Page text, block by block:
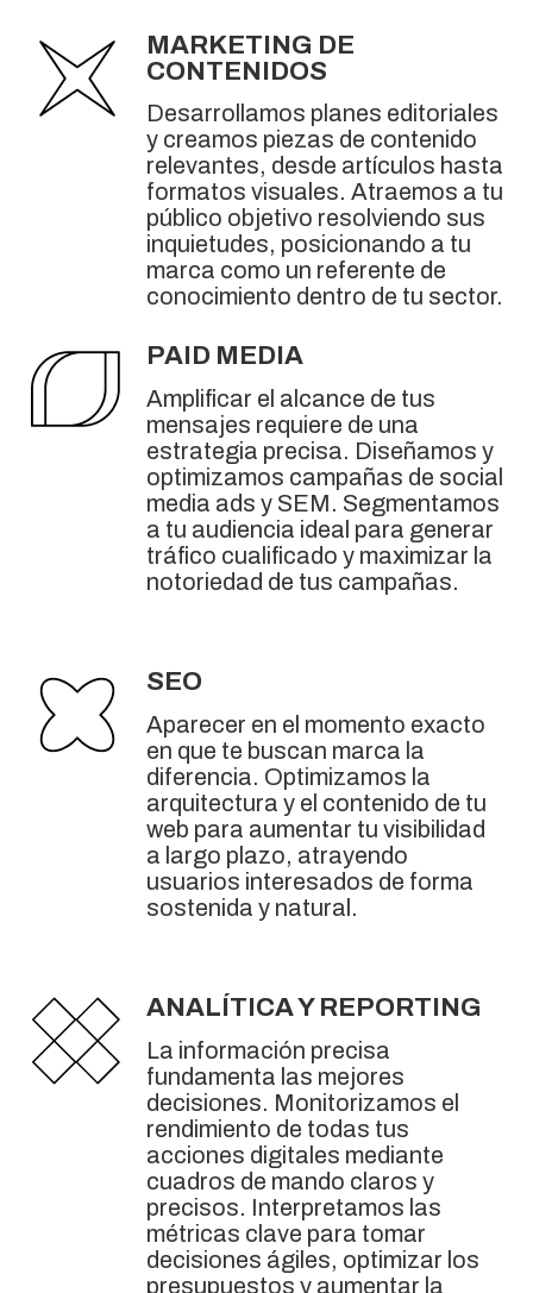
MARKETING DE
CONTENIDOS
Desarrollamos planes editoriales
y creamos piezas de contenido
relevantes, desde artículos hasta
formatos visuales. Atraemos a tu
público objetivo resolviendo sus
inquietudes, posicionando a tu
marca como un referente de
conocimiento dentro de tu sector.
PAID MEDIA
Amplificar el alcance de tus
mensajes requiere de una
estrategia precisa. Diseñamos y
optimizamos campañas de social
media ads y SEM. Segmentamos
a tu audiencia ideal para generar
tráfico cualificado y maximizar la
notoriedad de tus campañas.
SEO
Aparecer en el momento exacto
en que te buscan marca la
diferencia. Optimizamos la
arquitectura y el contenido de tu
web para aumentar tu visibilidad
a largo plazo, atrayendo
usuarios interesados de forma
sostenida y natural.
ANALÍTICA Y REPORTING
La información precisa
fundamenta las mejores
decisiones. Monitorizamos el
rendimiento de todas tus
acciones digitales mediante
cuadros de mando claros y
precisos. Interpretamos las
métricas clave para tomar
decisiones ágiles, optimizar los
presupuestos y aumentar la